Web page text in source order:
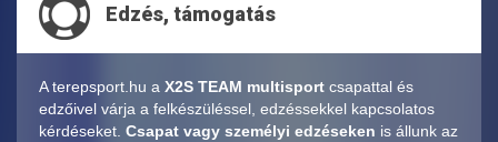
Edzés, támogatás
A terepsport.hu a X2S TEAM multisport csapattal és
edzőivel várja a felkészüléssel, edzéssekkel kapcsolatos
kérdéseket. Csapat vagy személyi edzéseken is állunk az